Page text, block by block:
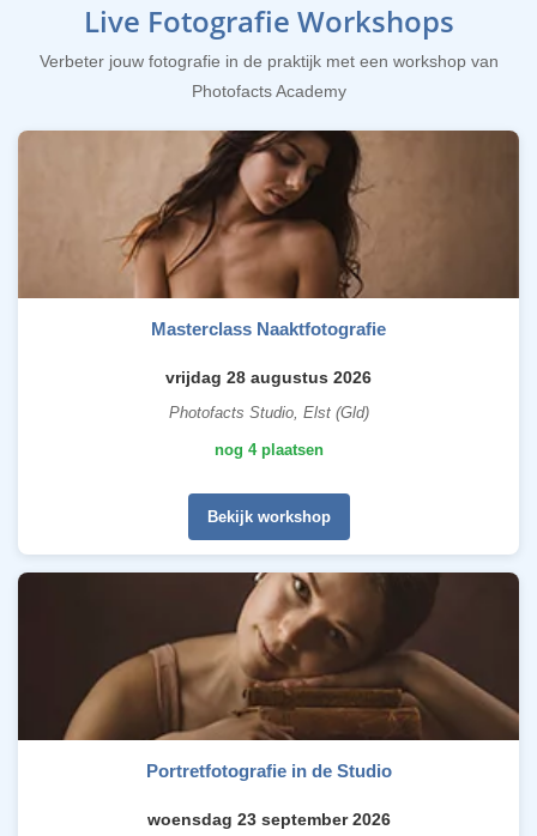
Live Fotografie Workshops
Verbeter jouw fotografie in de praktijk met een workshop van
Photofacts Academy
Masterclass Naaktfotografie
vrijdag 28 augustus 2026
Photofacts Studio, Elst (Gld)
nog 4 plaatsen
Bekijk workshop
Portretfotografie in de Studio
woensdag 23 september 2026